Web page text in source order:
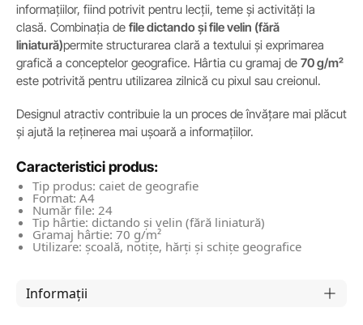
informațiilor, fiind potrivit pentru lecții, teme și activități la
clasă. Combinația de file dictando și file velin (fără
liniatură)permite structurarea clară a textului și exprimarea
grafică a conceptelor geografice. Hârtia cu gramaj de 70 g/m²
este potrivită pentru utilizarea zilnică cu pixul sau creionul.
Designul atractiv contribuie la un proces de învățare mai plăcut
și ajută la reținerea mai ușoară a informațiilor.
Caracteristici produs:
Tip produs: caiet de geografie
Format: A4
Număr file: 24
Tip hârtie: dictando și velin (fără liniatură)
Gramaj hârtie: 70 g/m²
Utilizare: școală, notițe, hărți și schițe geografice
Informații